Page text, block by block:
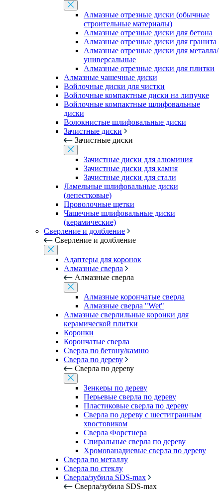
Алмазные отрезные диски (обычные
строительные материалы)
Алмазные отрезные диски для бетона
Алмазные отрезные диски для гранита
Алмазные отрезные диски для металла/
универсальные
Алмазные отрезные диски для плитки
Алмазные чашечные диски
Войлочные диски для чистки
Войлочные компактные диски на липучке
Войлочные компактные шлифовальные
диски
Волокнистые шлифовальные диски
Зачистные диски
Зачистные диски
Зачистные диски для алюминия
Зачистные диски для камня
Зачистные диски для стали
Ламельные шлифовальные диски
(лепестковые)
Проволочные щетки
Чашечные шлифовальные диски
(керамические)
Сверление и долбление
Сверление и долбление
Адаптеры для коронок
Алмазные сверла
Алмазные сверла
Алмазные корончатые сверла
Алмазные сверла "Wet"
Алмазные сверлильные коронки для
керамической плитки
Коронки
Корончатые сверла
Сверла по бетону/камню
Сверла по дереву
Сверла по дереву
Зенкеры по дереву
Перьевые сверла по дереву
Пластиковые сверла по дереву
Сверла по дереву с шестигранным
хвостовиком
Сверла Форстнера
Спиральные сверла по дереву
Хромованадиевые сверла по дереву
Сверла по металлу
Сверла по стеклу
Сверла/зубила SDS-max
Сверла/зубила SDS-max